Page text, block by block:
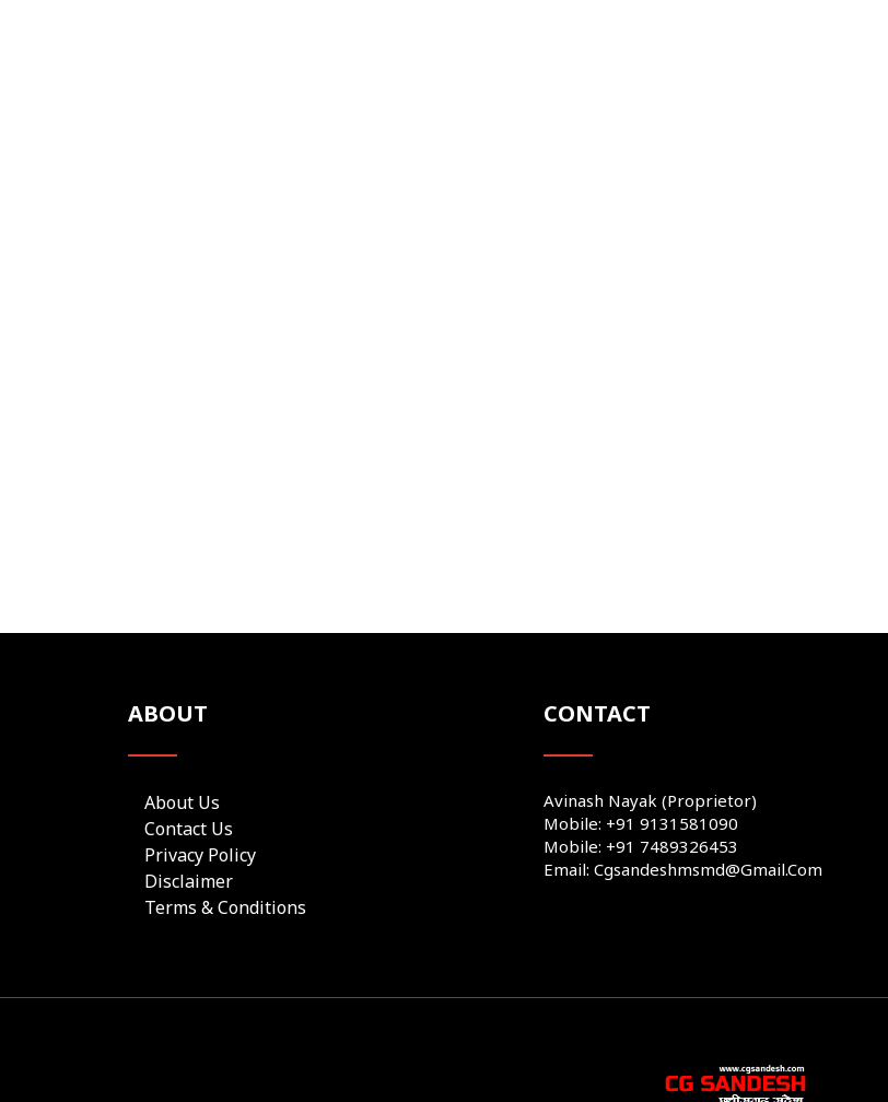
ABOUT
About Us
Contact Us
Privacy Policy
Disclaimer
Terms & Conditions
CONTACT
Avinash Nayak (Proprietor)
Mobile: +91 9131581090
Mobile: +91 7489326453
Email: Cgsandeshmsmd@gmail.com